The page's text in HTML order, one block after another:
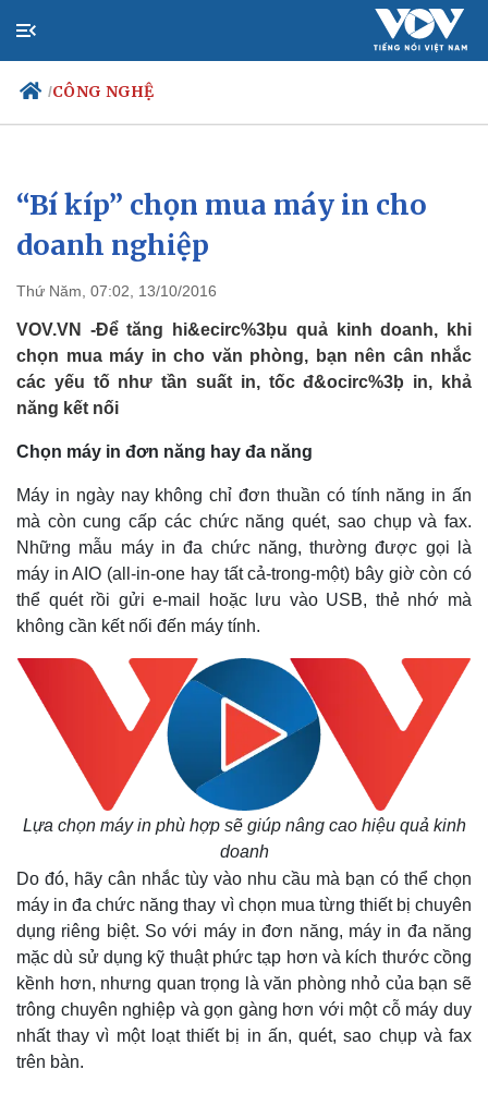
/CÔNG NGHỆ
Chính trị
Đảng
Tổ chức nhân sự
Nhận diện sự thật
Việc
Biển
“Bí kíp” chọn mua máy in cho
doanh nghiệp
Thứ Năm, 07:02, 13/10/2016
VOV.VN -Để tăng hi&ecirc%3ḅu quả kinh doanh, khi
chọn mua máy in cho văn phòng, bạn nên cân nhắc
các yếu tố như tần suất in, tốc đ&ocirc%3ḅ in, khả
năng kết nối
Chọn máy in đơn năng hay đa năng
Máy in ngày nay không chỉ đơn thuần có tính năng in ấn
mà còn cung cấp các chức năng quét, sao chụp và fax.
Những mẫu máy in đa chức năng, thường được gọi là
máy in AIO (all-in-one hay tất cả-trong-một) bây giờ còn có
thể quét rồi gửi e-mail hoặc lưu vào USB, thẻ nhớ mà
không cần kết nối đến máy tính.
Lựa chọn máy in phù hợp sẽ giúp nâng cao hiệu quả kinh
doanh
Do đó, hãy cân nhắc tùy vào nhu cầu mà bạn có thể chọn
máy in đa chức năng thay vì chọn mua từng thiết bị chuyên
dụng riêng biệt. So với máy in đơn năng, máy in đa năng
mặc dù sử dụng kỹ thuật phức tạp hơn và kích thước cồng
kềnh hơn, nhưng quan trọng là văn phòng nhỏ của bạn sẽ
trông chuyên nghiệp và gọn gàng hơn với một cỗ máy duy
nhất thay vì một loạt thiết bị in ấn, quét, sao chụp và fax
trên bàn.